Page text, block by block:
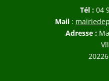
Tél : 04
Mail :
Adresse :